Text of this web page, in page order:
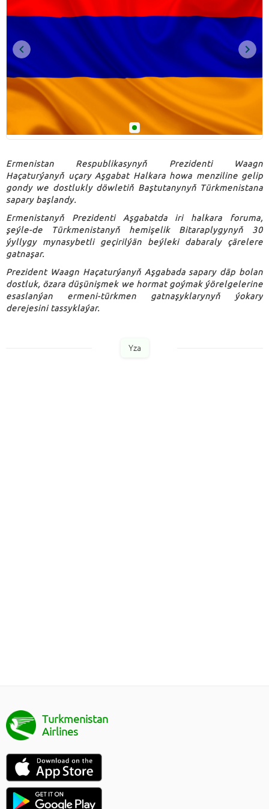
Ermenistan Respublikasynyň Prezidenti Waagn
Haçaturýanyň uçary Aşgabat Halkara howa menziline gelip
gondy we dostlukly döwletiň Baştutanynyň Türkmenistana
sapary başlandy.
Ermenistanyň Prezidenti Aşgabatda iri halkara foruma,
şeýle-de Türkmenistanyň hemişelik Bitaraplygynyň 30
ýyllygy mynasybetli geçirilýän beýleki dabaraly çärelere
gatnaşar.
Prezident Waagn Haçaturýanyň Aşgabada sapary däp bolan
dostluk, özara düşünişmek we hormat goýmak ýörelgelerine
esaslanýan ermeni-türkmen gatnaşyklarynyň ýokary
derejesini tassyklaýar.
Yza
Turkmenistan
Airlines